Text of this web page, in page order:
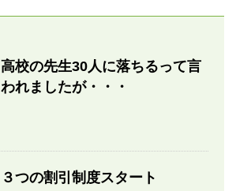
高校の先生30人に落ちるって言
われましたが・・・
３つの割引制度スタート